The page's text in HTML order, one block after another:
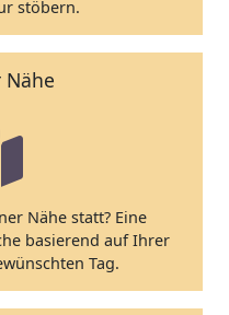
stöbern.
Nähe statt? Eine
basierend auf Ihrer
Tag.